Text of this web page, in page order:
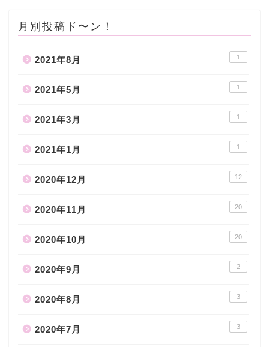
月別投稿ド〜ン！
2021年8月 1
2021年5月 1
2021年3月 1
2021年1月 1
2020年12月 12
2020年11月 20
2020年10月 20
2020年9月 2
2020年8月 3
2020年7月 3